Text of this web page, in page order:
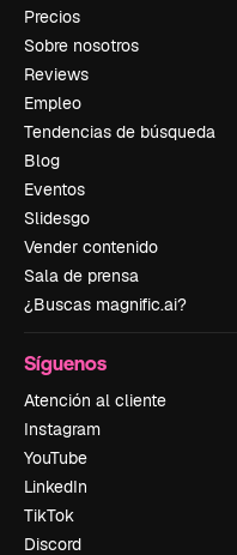
Precios
Sobre nosotros
Reviews
Empleo
Tendencias de búsqueda
Blog
Eventos
Slidesgo
Vender contenido
Sala de prensa
¿Buscas magnific.ai?
Síguenos
Atención al cliente
Instagram
YouTube
LinkedIn
TikTok
Discord